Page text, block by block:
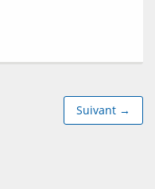
Suivant →